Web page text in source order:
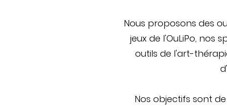
Nous proposons des
jeux de l'OuLiPo, nos
outils de l'art-
Nos objectifs sont